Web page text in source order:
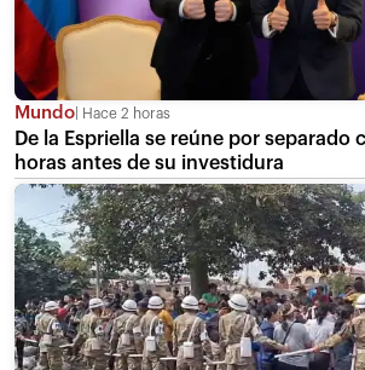
Mundo Hace 2 horas
De la Espriella se reúne por separado
horas antes de su investidura